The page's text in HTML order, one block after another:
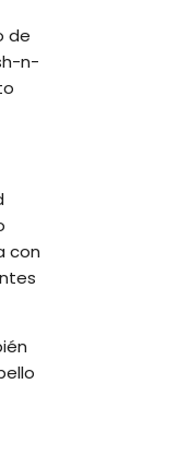
de
n-
con